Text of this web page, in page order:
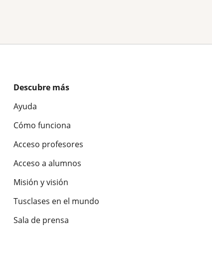
Descubre más
Ayuda
Cómo funciona
Acceso profesores
Acceso a alumnos
Misión y visión
Tusclases en el mundo
Sala de prensa